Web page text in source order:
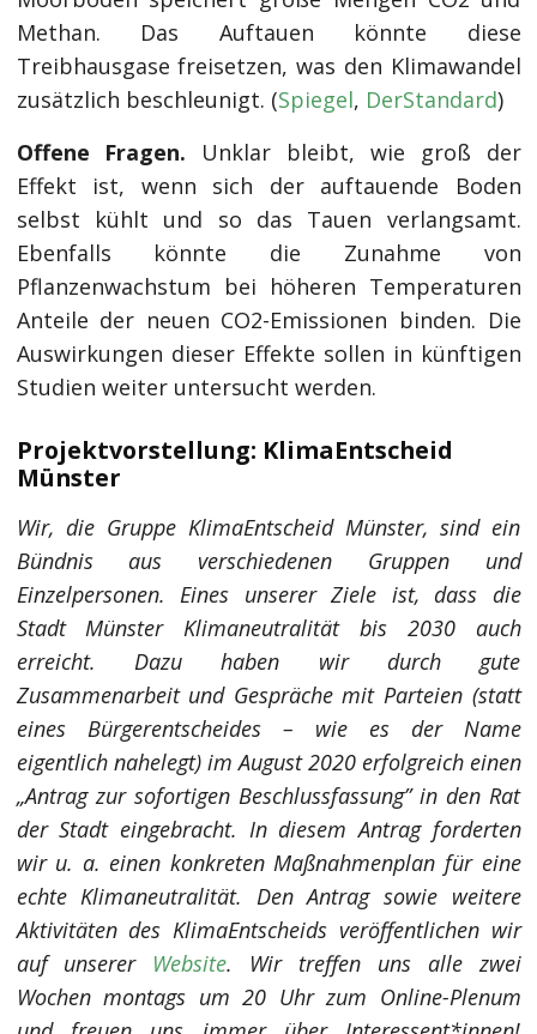
Methan. Das Auftauen könnte diese
Treibhausgase freisetzen, was den Klimawandel
zusätzlich beschleunigt. (Spiegel, DerStandard)
Offene Fragen. Unklar bleibt, wie groß der
Effekt ist, wenn sich der auftauende Boden
selbst kühlt und so das Tauen verlangsamt.
Ebenfalls könnte die Zunahme von
Pflanzenwachstum bei höheren Temperaturen
Anteile der neuen CO2-Emissionen binden. Die
Auswirkungen dieser Effekte sollen in künftigen
Studien weiter untersucht werden.
Projektvorstellung: KlimaEntscheid
Münster
Wir, die Gruppe KlimaEntscheid Münster, sind ein
Bündnis aus verschiedenen Gruppen und
Einzelpersonen. Eines unserer Ziele ist, dass die
Stadt Münster Klimaneutralität bis 2030 auch
erreicht. Dazu haben wir durch gute
Zusammenarbeit und Gespräche mit Parteien (statt
eines Bürgerentscheides – wie es der Name
eigentlich nahelegt) im August 2020 erfolgreich einen
„Antrag zur sofortigen Beschlussfassung” in den Rat
der Stadt eingebracht. In diesem Antrag forderten
wir u. a. einen konkreten Maßnahmenplan für eine
echte Klimaneutralität. Den Antrag sowie weitere
Aktivitäten des KlimaEntscheids veröffentlichen wir
auf unserer
Website. Wir treffen uns alle zwei
Wochen montags um 20 Uhr zum Online-Plenum